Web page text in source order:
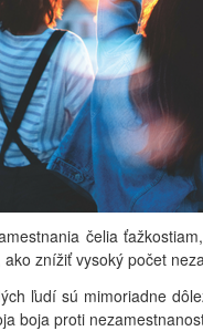
čelia
znížiť vysoký počet
ľudí sú mimoriadne
boja proti